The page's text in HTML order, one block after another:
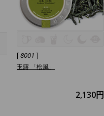
[8001 ]
玉露 「松風」
2,130円